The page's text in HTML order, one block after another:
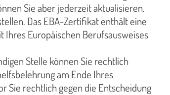
Sie aber jederzeit aktualisieren.
Das EBA-Zertifikat enthält eine
Europäischen Berufsausweises
Stelle können Sie rechtlich
am Ende Ihres
Sie rechtlich gegen die Entscheidung